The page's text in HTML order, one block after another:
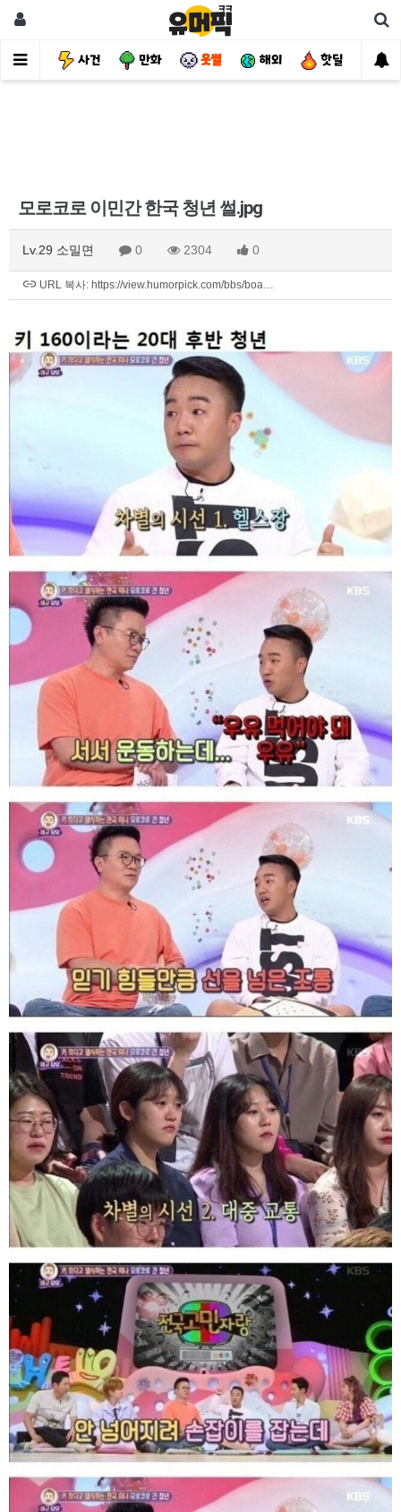
유머 사건 만화 웃썰 해외 핫딜 자
모로코로 이민간 한국 청년 썰.jpg
Lv.29 소밀면 0 2304 0
URL 복사: https://view.humorpick.com/bbs/boa…